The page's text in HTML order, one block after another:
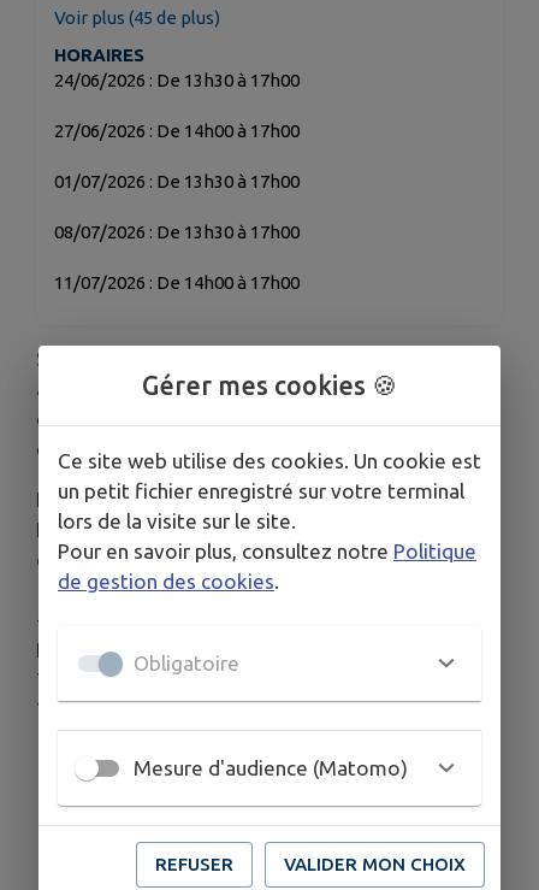
Voir plus (45 de plus)
HORAIRES
24/06/2026 : De 13h30 à 17h00
27/06/2026 : De 14h00 à 17h00
01/07/2026 : De 13h30 à 17h00
08/07/2026 : De 13h30 à 17h00
11/07/2026 : De 14h00 à 17h00
Secours Populaire français à Chamberet vous
accueille pour la vente de bibelots, livres,
chaussures, linge, maillots de bain, meubles, petit
électroménager, vaisselle ...
Entrée libre et gratuite
Les mercredis de 13h30 à 17h et tous les 2èmes
et 4èmes samedis du mois de 14h à 17h.
--
Informations complémentaires:
Téléphone cellulaire: +33 7 87 12 12 19
Téléphone filaire: +33 5 55 97 40 28
Gérer mes cookies 🍪
Ce site web utilise des cookies. Un cookie est
un petit fichier enregistré sur votre terminal
lors de la visite sur le site.
Pour en savoir plus, consultez notre Politique
de gestion des cookies
Obligatoire
Mesure d'audience (Matomo)
REFUSER VALIDER MON CHOIX